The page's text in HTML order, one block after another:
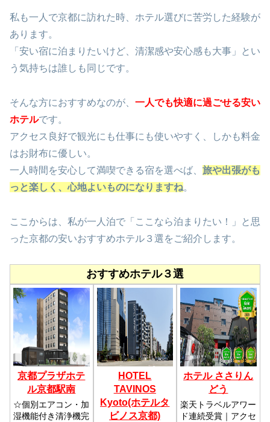
私も一人で京都に訪れた時、ホテル選びに苦労した経験が
あります。
「安い宿に泊まりたいけど、清潔感や安心感も大事」とい
う気持ちは誰しも同じです。
そんな方におすすめなのが、 一人でも快適に過ごせる安い
ホテルです。
アクセス良好で観光にも仕事にも使いやすく、しかも料金
はお財布に優しい。
一人時間を安心して満喫できる宿を選べば、 旅や出張がも
っと楽しく、心地よいものになりますね。
ここからは、私が一人泊で「ここなら泊まりたい！」と思
った京都の安いおすすめホテル３選をご紹介します。
おすすめホテル３選
京都プラザホテ
ル京都駅南
☆個別エアコン・加
湿機能付き清浄機完
HOTEL
TAVINOS
Kyoto(ホテルタ
ビノス京都)
ホテル ささりん
どう
楽天トラベルアワー
ド連続受賞｜アクセ